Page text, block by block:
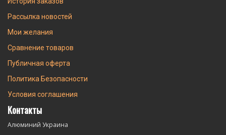
Рассылка новостей
Мои желания
Сравнение товаров
Публичная оферта
Политика Безопасности
Условия соглашения
Контакты
Алюминий Украина